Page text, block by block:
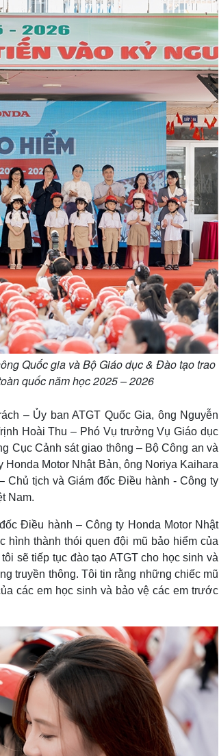
Quốc gia và Bộ Giáo dục & Đào tạo trao
quốc năm học 2025 – 2026
– Ủy ban ATGT Quốc Gia, ông Nguyễn
Hoài Thu – Phó Vụ trưởng Vụ Giáo dục
Cục Cảnh sát giao thông – Bộ Công an và
Motor Nhật Bản, ông Noriya Kaihara
Chủ tịch và Giám đốc Điều hành - Công ty
Nam.
Điều hành – Công ty Honda Motor Nhật
hình thành thói quen đội mũ bảo hiểm của
sẽ tiếp tục đào tạo ATGT cho học sinh và
truyền thông. Tôi tin rằng những chiếc mũ
các em học sinh và bảo vệ các em trước